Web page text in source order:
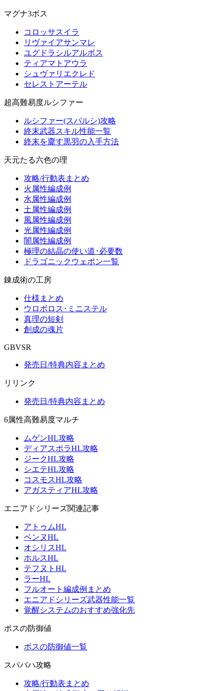
マグナ3ボス
コロッサスイラ
リヴァイアサンマレ
ユグドラシルアルボス
ティアマトアウラ
シュヴァリエクレド
セレストアーテル
超高難易度ルシファー
ルシファー(スパルシ)攻略
終末武器スキル性能一覧
終末を齎す黒羽の入手方法
天元たる六色の理
攻略/行動表まとめ
火属性編成例
水属性編成例
土属性編成例
風属性編成例
光属性編成例
闇属性編成例
極理の結晶の使い道･必要数
ドラゴニックウェポン一覧
錬成術の工房
仕様まとめ
ウロボロス･ミニステル
真理の短剣
創成の魂片
GBVSR
発売日/特典内容まとめ
リリンク
発売日/特典内容まとめ
6属性高難易度マルチ
ムゲンHL攻略
ディアスポラHL攻略
ジークHL攻略
シエテHL攻略
コスモスHL攻略
アガスティアHL攻略
エニアドシリーズ関連記事
アトゥムHL
ベンヌHL
オシリスHL
ホルスHL
テフヌトHL
ラーHL
フルオート編成例まとめ
エニアドシリーズ武器性能一覧
覚醒システムのおすすめ強化先
ボスの防御値
ボスの防御値一覧
スパバハ攻略
攻略/行動表まとめ